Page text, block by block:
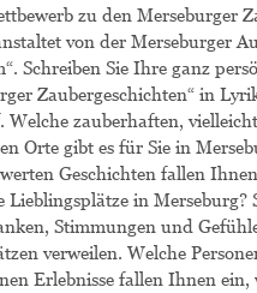
zu den Merseburger
von der Merseburger
Schreiben Sie Ihre ganz
Zaubergeschichten“ in
Welche zauberhaften,
Orte gibt es für Sie in
Geschichten fallen
Lieblingsplätze in Merseburg?
Stimmungen und
verweilen. Welche
Erlebnisse fallen Ihnen ein,